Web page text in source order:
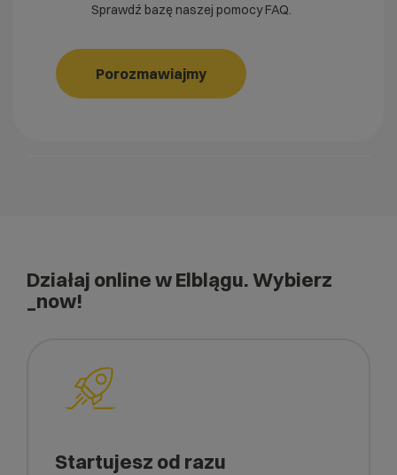
Sprawdź bazę naszej pomocyFAQ.
Porozmawiajmy
Działaj online w Elblągu. Wybierz
_now!
Startujesz od razu